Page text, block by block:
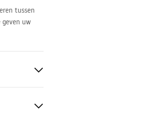
tussen
geven uw